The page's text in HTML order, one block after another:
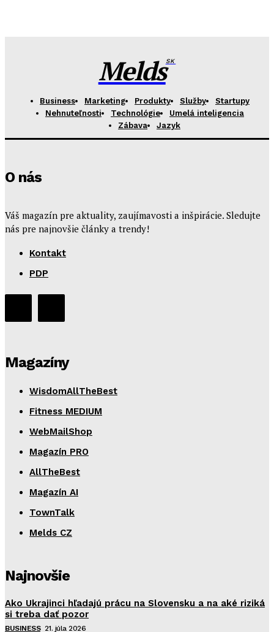
MeldsSK
Business Marketing Produkty Služby
Startupy
Nehnuteľnosti
Technológie
Umelá inteligencia
Zábava
Jazyk
O nás
Váš magazín pre aktuality, zaujímavosti a inšpirácie. Sledujte
nás pre najnovšie články a trendy!
Kontakt
PDP
Magazíny
WisdomAllTheBest
Fitness MEDIUM
WebMailShop
Magazín PRO
AllTheBest
Magazín AI
TownTalk
Melds CZ
Najnovšie
Ako Ukrajinci hľadajú prácu na Slovensku a na aké riziká
si treba dať pozor
BUSINESS 21. júla 2026